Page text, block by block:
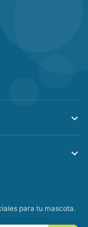
para tu mascota.